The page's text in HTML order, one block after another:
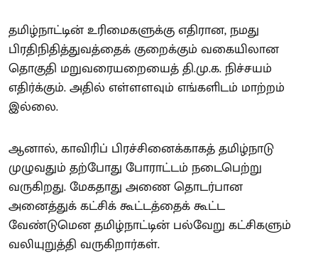
தமிழ்நாட்டின் உரிமைகளுக்கு எதிரான, நமது
பிரதிநிதித்துவத்தைக் குறைக்கும் வகையிலான
தொகுதி மறுவரையறையைத் தி.மு.க. நிச்சயம்
எதிர்க்கும். அதில் எள்ளளவும் எங்களிடம் மாற்றம்
இல்லை.
ஆனால், காவிரிப் பிரச்சினைக்காகத் தமிழ்நாடு
முழுவதும் தற்போது போராட்டம் நடைபெற்று
வருகிறது. மேகதாது அணை தொடர்பான
அனைத்துக் கட்சிக் கூட்டத்தைக் கூட்ட
வேண்டுமென தமிழ்நாட்டின் பல்வேறு கட்சிகளும்
வலியுறுத்தி வருகிறார்கள்.